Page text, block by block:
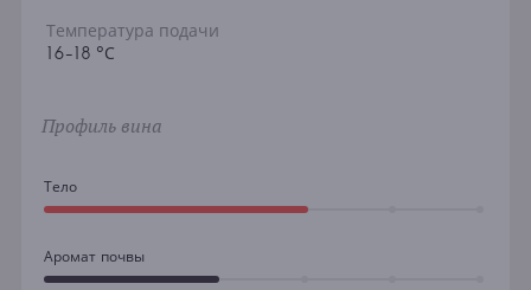
Температура подачи
16-18 °С
Профиль вина
Тело
Аромат почвы